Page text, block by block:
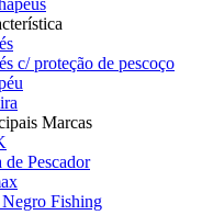
c/ proteção de pescoço
Marcas
de Pescador
Fishing